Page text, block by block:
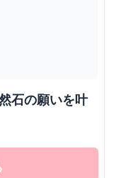
石の願いを叶